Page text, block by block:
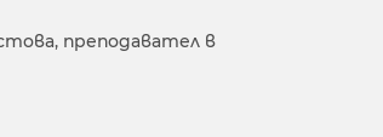
преподавател в